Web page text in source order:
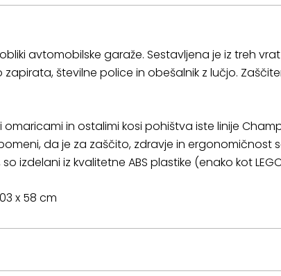
avtomobilske garaže. Sestavljena je iz treh
številne police in obešalnik z lučjo.
in ostalimi kosi pohištva iste linije
da je za zaščito, zdravje in ergonomičnost
izdelani iz kvalitetne ABS plastike (enako kot
x 58 cm